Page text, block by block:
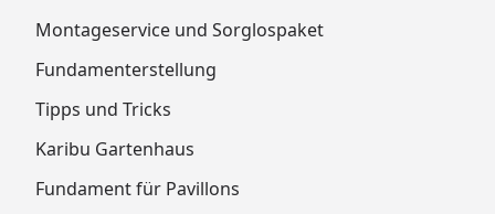
Montageservice und Sorglospaket
Fundamenterstellung
Tipps und Tricks
Karibu Gartenhaus
Fundament für Pavillons